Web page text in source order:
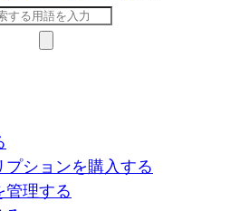
ションを購入する
管理する